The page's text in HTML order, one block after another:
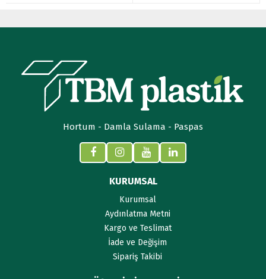
Hortum - Damla Sulama - Paspas
KURUMSAL
Kurumsal
Aydınlatma Metni
Kargo ve Teslimat
İade ve Değişim
Sipariş Takibi